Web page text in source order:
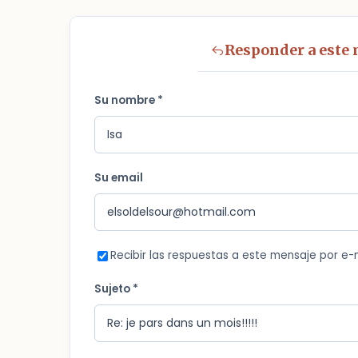
Responder a este
Su nombre *
Su email
Recibir las respuestas a este mensaje por e-
Sujeto *